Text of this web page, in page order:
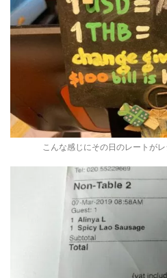
こんな感じにその日のレートが